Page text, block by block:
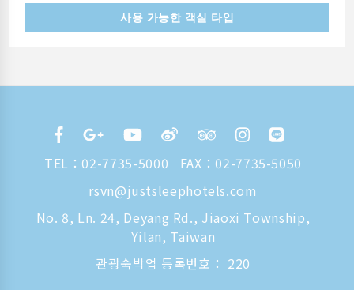
사용 가능한 객실 타입
TEL： 02-7735-5000
FAX：02-7735-5050
rsvn@justsleephotels.com
No. 8, Ln. 24, Deyang Rd., Jiaoxi Township,
Yilan, Taiwan
관광숙박업 등록번호： 220